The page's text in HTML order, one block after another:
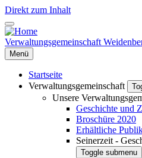
Direkt zum Inhalt
Verwaltungsgemeinschaft
Menü
Startseite
Verwaltungsgemeinschaft
Unsere
Geschichte und
Broschüre 2020
Erhältliche
Seinerzeit -
Toggle submenu